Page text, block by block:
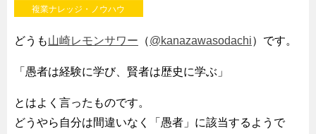
複業ナレッジ・ノウハウ
どうも山崎レモンサワー （@kanazawasodachi）です。
「愚者は経験に学び、賢者は歴史に学ぶ」
とはよく言ったものです。
どうやら自分は間違いなく「愚者」に該当するようで